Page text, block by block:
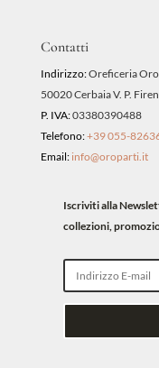
Contatti
Indirizzo:Oreficeria
50020 Cerbaia V. P.
P. IVA:03380390488
Telefono:+39 055-
Email: info@oroparti.it
Iscriviti alla
collezioni,